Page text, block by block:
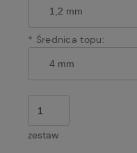
* Średnica topu:
zestaw